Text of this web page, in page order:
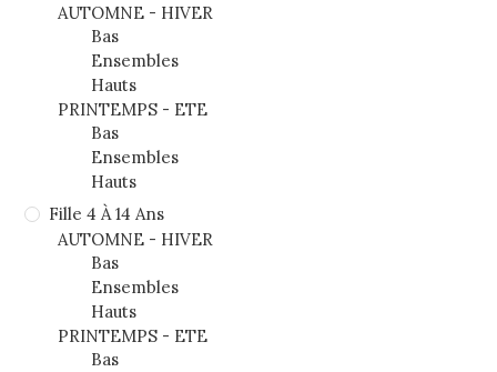
AUTOMNE - HIVER
Bas
Ensembles
Hauts
PRINTEMPS - ETE
Bas
Ensembles
Hauts
Fille 4 À 14 Ans
AUTOMNE - HIVER
Bas
Ensembles
Hauts
PRINTEMPS - ETE
Bas